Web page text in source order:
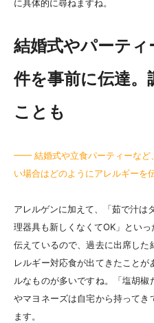
に具体的に尋ねますね。
結婚式やパーテ
件を事前に伝達。
ことも
━━ 結婚式や立食パーティーなど
い場合はどのようにアレルギーを
アレルゲンに加えて、「茹で汁は
理器具も新しくなくてOK」とい
伝えているので、過去に出席し
レルギー対応食が出てきたこと
ルなものが多いですね。「塩胡
やマヨネーズは自宅から持ってき
ます。